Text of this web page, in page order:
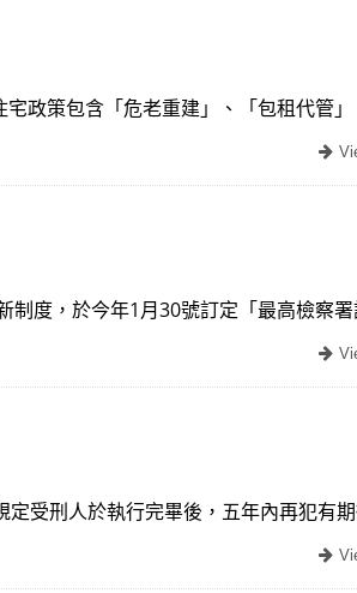
政策包含「危老重建」、「包租代管
制度，於今年1月30號訂定「最高檢察
受刑人於執行完畢後，五年內再犯有